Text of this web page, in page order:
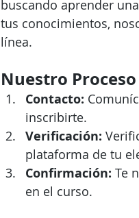
buscando aprender
tus conocimientos,
línea.
Nuestro Proceso
Contacto:
inscribirte.
Verificación:
plataforma de tu
Confirmación: Te
en el curso.